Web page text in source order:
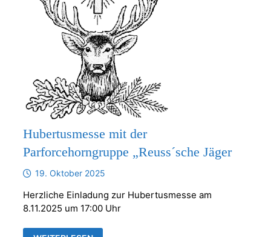
Hubertusmesse mit der
Parforcehorngruppe „Reuss´sche Jäger
19. Oktober 2025
Herzliche Einladung zur Hubertusmesse am
8.11.2025 um 17:00 Uhr
HUBERTUSMESSE